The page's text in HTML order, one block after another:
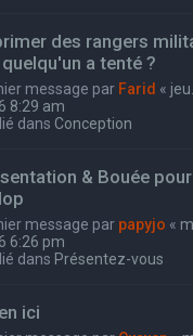
des rangers
quelqu'un a tenté ?
message par Farid «
8:29 am
dans Conception
& Bouée
message par papyjo «
6:26 pm
dans Présentez-vous
ici